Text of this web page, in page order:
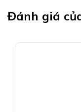
Đánh giá